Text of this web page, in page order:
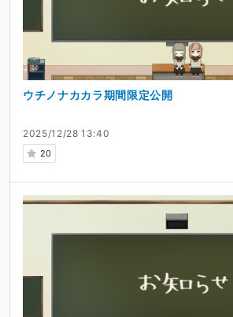
2025/12/28 13:40
20
ウチノナカカラ期間限定公開